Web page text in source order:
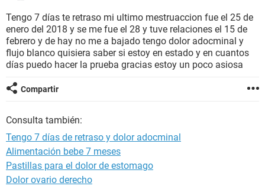
BIENESTAR
SEXUALIDAD
GLOSARIO
Tengo 7 días te retraso mi ultimo mestruaccion fue el 25 de
enero del 2018 y se me fue el 28 y tuve relaciones el 15 de
febrero y de hay no me a bajado tengo dolor adocminal y
flujo blanco quisiera saber si estoy en estado y en cuantos
días puedo hacer la prueba gracias estoy un poco asiosa
Compartir
Consulta también:
Tengo 7 días de retraso y dolor adocminal
Alimentación bebe 7 meses
Pastillas para el dolor de estomago
Dolor ovario derecho